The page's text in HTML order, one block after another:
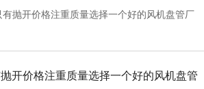
抛开价格注重质量选择一个好的风机盘管厂
开价格注重质量选择一个好的风机盘管